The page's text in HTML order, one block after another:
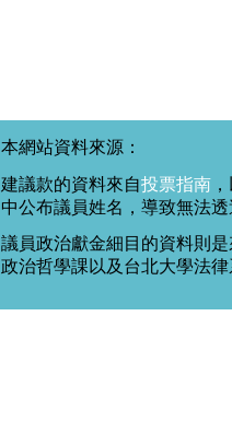
本網站資料來源：
建議款的資料來自投票指南
中公布議員姓名，導致無法
議員政治獻金細目的資料則
政治哲學課以及台北大學法